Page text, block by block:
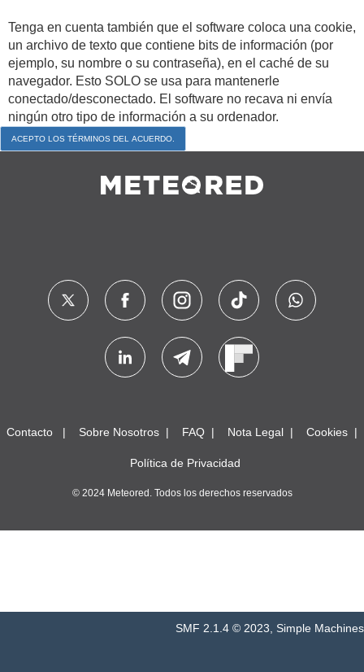
Tenga en cuenta también que el software coloca una cookie,
un archivo de texto que contiene bits de información (por
ejemplo, su nombre o su contraseña), en el caché de su
navegador. Esto SOLO se usa para mantenerle
conectado/desconectado. El software no recava ni envía
ningún otro tipo de información a su ordenador.
Contacto Sobre Nosotros FAQ Nota Legal Cookies
Política de Privacidad
© 2024 Meteored. Todos los derechos reservados
SMF 2.1.4 © 2023 Simple Machines